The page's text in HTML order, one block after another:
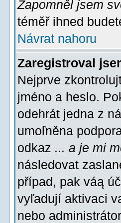
Zapomněl jsem
téměř ihned
Návrat nahoru
Zaregistroval
Nejprve
jméno a heslo.
odehrát jedna z
umoľněna
odkaz ... a je mi
následovat
případ, pak váą
vyľadují aktivaci
nebo